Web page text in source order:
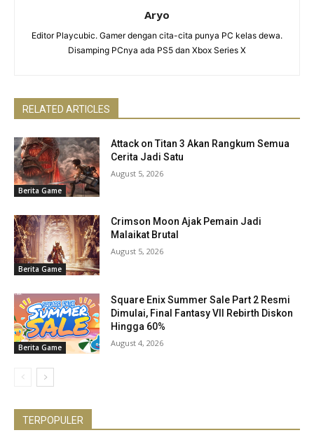
Aryo
Editor Playcubic. Gamer dengan cita-cita punya PC kelas dewa.
Disamping PCnya ada PS5 dan Xbox Series X
RELATED ARTICLES
Berita Game
Attack on Titan 3 Akan Rangkum Semua
Cerita Jadi Satu
August 5, 2026
Berita Game
Crimson Moon Ajak Pemain Jadi
Malaikat Brutal
August 5, 2026
Berita Game
Square Enix Summer Sale Part 2 Resmi
Dimulai, Final Fantasy VII Rebirth Diskon
Hingga 60%
August 4, 2026
TERPOPULER